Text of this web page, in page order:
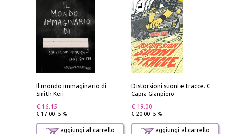
Il mondo immaginario di
Smith Keri
€ 16.15
€ 17.00 -5 %
aggiungi al carrello
Capra Gianpiero
€ 19.00
€ 20.00 -5 %
aggiungi al carrello